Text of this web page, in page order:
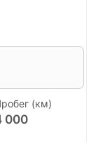
(км)
000